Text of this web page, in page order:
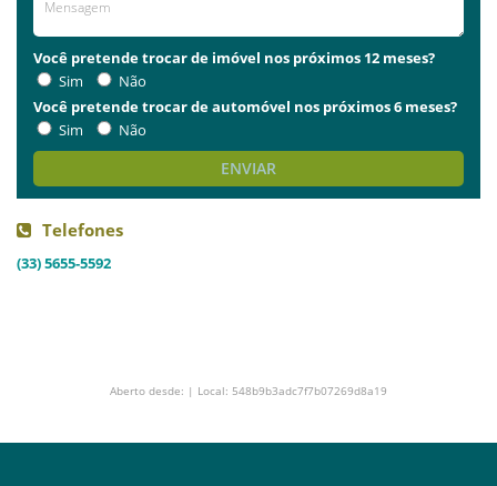
Você pretende trocar de imóvel nos próximos 12 meses?
Sim
Não
Você pretende trocar de automóvel nos próximos 6 meses?
Sim
Não
ENVIAR
Telefones
(33) 5655-5592
Aberto desde: | Local: 548b9b3adc7f7b07269d8a19